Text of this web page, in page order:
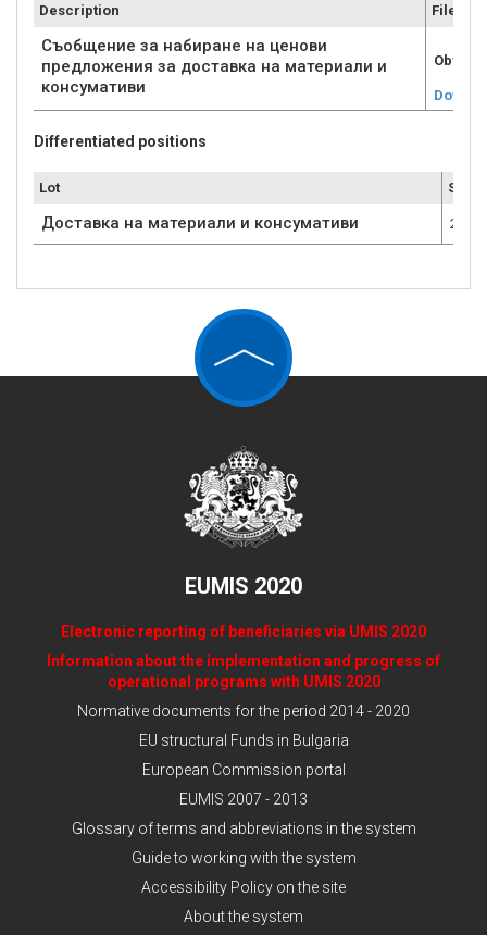
Description File
Съобщение за набиране на ценови
предложения за доставка на материали и
консумативи
Differentiated positions
Lot
Доставка на материали и консумативи 2
EUMIS 2020
Electronic reporting of beneficiaries via UMIS 2020
Information about the implementation and progress of
operational programs with UMIS 2020
Normative documents for the period 2014 - 2020
EU structural Funds in Bulgaria
European Commission portal
EUMIS 2007 - 2013
Glossary of terms and abbreviations in the system
Guide to working with the system
Accessibility Policy on the site
About the system